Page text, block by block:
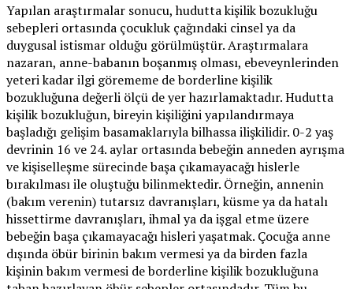
Yapılan araştırmalar sonucu, hudutta kişilik bozukluğu
sebepleri ortasında çocukluk çağındaki cinsel ya da
duygusal istismar olduğu görülmüştür. Araştırmalara
nazaran, anne-babanın boşanmış olması, ebeveynlerinden
yeteri kadar ilgi görememe de borderline kişilik
bozukluğuna değerli ölçü de yer hazırlamaktadır. Hudutta
kişilik bozukluğun, bireyin kişiliğini yapılandırmaya
başladığı gelişim basamaklarıyla bilhassa ilişkilidir. 0-2 yaş
devrinin 16 ve 24. aylar ortasında bebeğin anneden ayrışma
ve kişiselleşme sürecinde başa çıkamayacağı hislerle
bırakılması ile oluştuğu bilinmektedir. Örneğin, annenin
(bakım verenin) tutarsız davranışları, küsme ya da hatalı
hissettirme davranışları, ihmal ya da işgal etme üzere
bebeğin başa çıkamayacağı hisleri yaşatmak. Çocuğa anne
dışında öbür birinin bakım vermesi ya da birden fazla
kişinin bakım vermesi de borderline kişilik bozukluğuna